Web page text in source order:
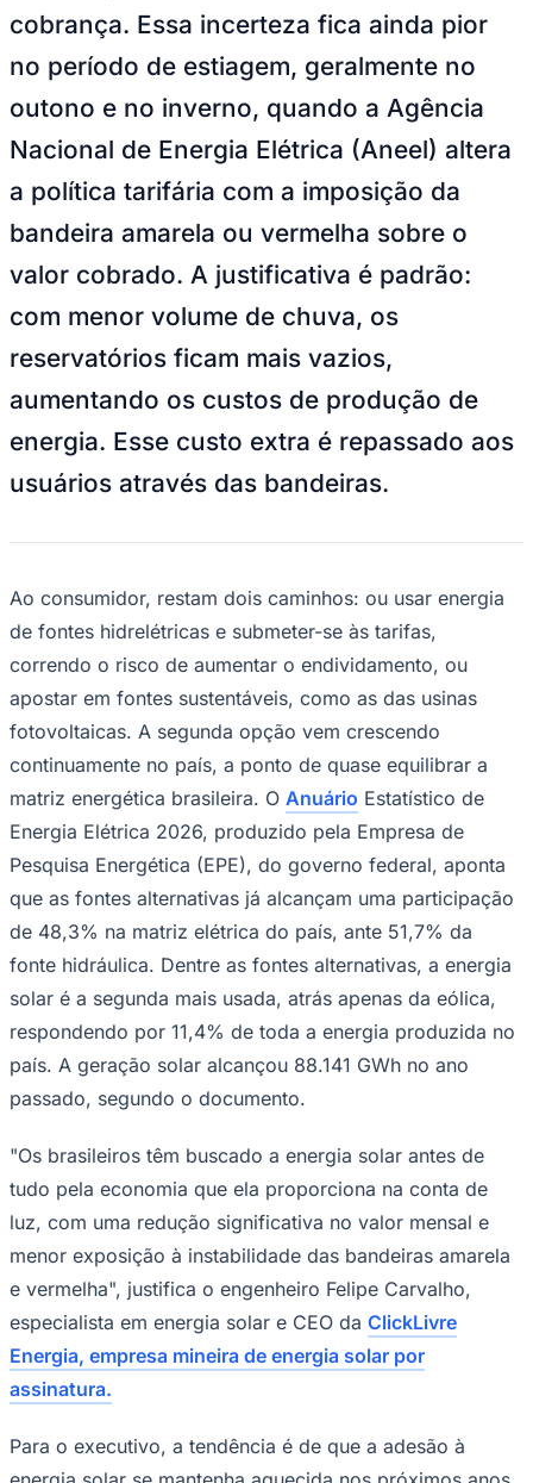
Ceará
Goiás
Divulgação ClickLivre Energia
Divulgação
A conta de luz é uma das despesas
mensais que mais costumam assustar os
brasileiros. É possível que isso se deva à
falta de previsibilidade do valor a cada
cobrança. Essa incerteza fica ainda pior
no período de estiagem, geralmente no
outono e no inverno, quando a Agência
Nacional de Energia Elétrica (Aneel) altera
a política tarifária com a imposição da
bandeira amarela ou vermelha sobre o
valor cobrado. A justificativa é padrão:
com menor volume de chuva, os
reservatórios ficam mais vazios,
aumentando os custos de produção de
energia. Esse custo extra é repassado aos
usuários através das bandeiras.
Ao consumidor, restam dois caminhos: ou usar energia
de fontes hidrelétricas e submeter-se às tarifas,
correndo o risco de aumentar o endividamento, ou
apostar em fontes sustentáveis, como as das usinas
fotovoltaicas. A segunda opção vem crescendo
continuamente no país, a ponto de quase equilibrar a
matriz energética brasileira. OAnuárioEstatístico de
Energia Elétrica 2026, produzido pela Empresa de
Pesquisa Energética (EPE), do governo federal, aponta
de 48,3% na matriz elétrica do país, ante 51,7% da